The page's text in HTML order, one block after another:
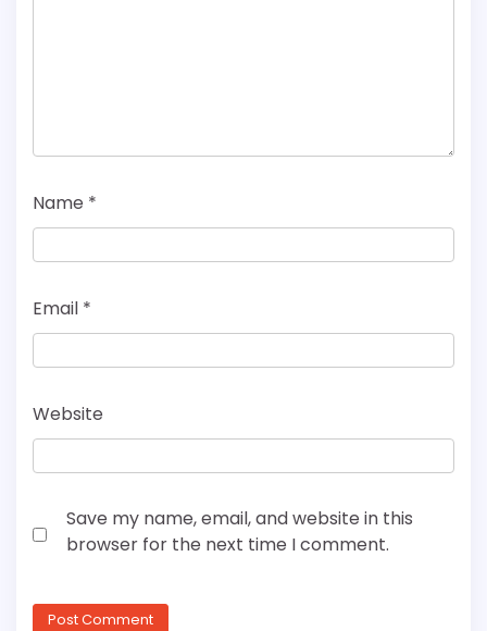
Name *
Email *
Website
Save my name, email, and website in this
browser for the next time I comment.